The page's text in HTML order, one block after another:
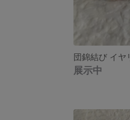
団錦結び イヤ
展示中